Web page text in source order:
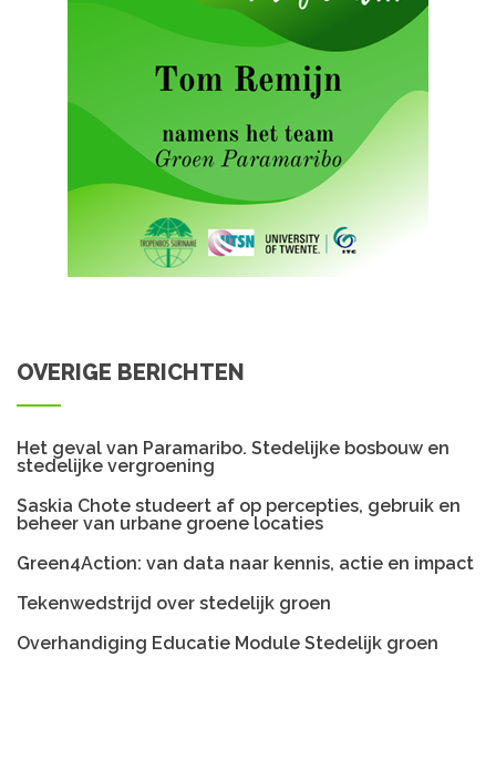
OVERIGE BERICHTEN
Het geval van Paramaribo. Stedelijke bosbouw en
stedelijke vergroening
Saskia Chote studeert af op percepties, gebruik en
beheer van urbane groene locaties
Green4Action: van data naar kennis, actie en impact
Tekenwedstrijd over stedelijk groen
Overhandiging Educatie Module Stedelijk groen